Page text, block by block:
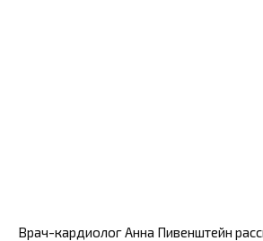
Врач-кардиолог Анна Пивенштейн